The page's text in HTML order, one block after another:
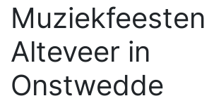
Muziekfeesten
Alteveer in
Onstwedde